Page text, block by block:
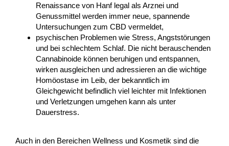
Renaissance von Hanf legal als Arznei und
Genussmittel werden immer neue, spannende
Untersuchungen zum CBD vermeldet,
psychischen Problemen wie Stress, Angststörungen
und bei schlechtem Schlaf. Die nicht berauschenden
Cannabinoide können beruhigen und entspannen,
wirken ausgleichen und adressieren an die wichtige
Homöostase im Leib, der bekanntlich im
Gleichgewicht befindlich viel leichter mit Infektionen
und Verletzungen umgehen kann als unter
Dauerstress.
Auch in den Bereichen Wellness und Kosmetik sind die